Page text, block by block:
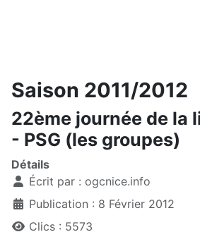
Saison 2011/2012
22ème journée de la
- PSG (les groupes)
Détails
Écrit par : ogcnice.info
Publication : 8 Février 2012
Clics : 5573